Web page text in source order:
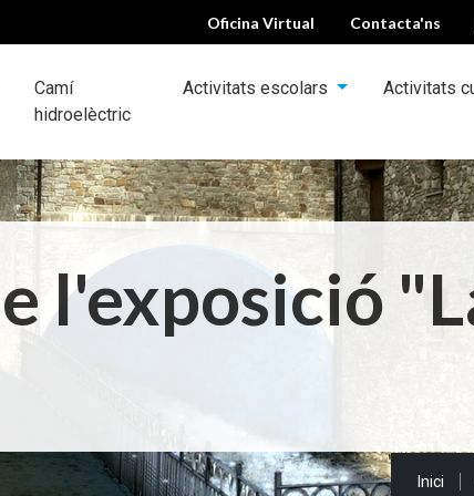
Oficina Virtual Contacta'ns
Camí
hidroelèctric
Activitats escolars Activitats
2024
l'exposició
Sou a:
Inici